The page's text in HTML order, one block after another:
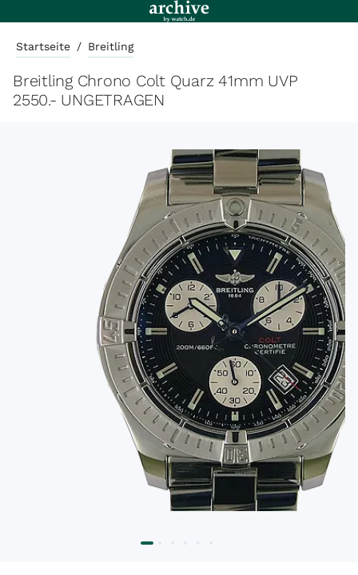
Startseite / Breitling
Breitling Chrono Colt Quarz 41mm UVP
2550.- UNGETRAGEN